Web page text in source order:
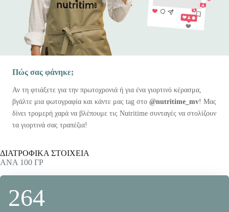
Πώς σας φάνηκε;
Αν τη φτιάξετε για την πρωτοχρονιά ή για ένα γιορτινό κέρασμα,
βγάλτε μια φωτογραφία και κάντε μας tag στο @nutritime_mv! Μας
δίνει τρομερή χαρά να βλέπουμε τις Nutritime συνταγές να στολίζουν
τα γιορτινά σας τραπέζια!
ΔΙΑΤΡΟΦΙΚΑ ΣΤΟΙΧΕΙΑ
ΑΝΑ 100 ΓΡ
264